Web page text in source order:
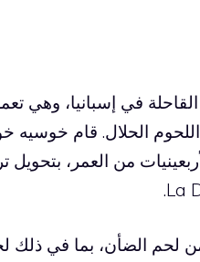
في إسبانيا، وهي
الحلال. قام خوسيه
لحم الضأن، بما في ذلك